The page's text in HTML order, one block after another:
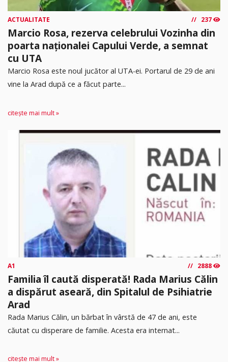
ACTUALITATE 237
Marcio Rosa, rezerva celebrului Vozinha din
poarta naționalei Capului Verde, a semnat
cu UTA
Marcio Rosa este noul jucător al UTA-ei. Portarul de 29 de ani
vine la Arad după ce a făcut parte...
citește mai mult »
A1 2888
Familia îl caută disperată! Rada Marius Călin
a dispărut aseară, din Spitalul de Psihiatrie
Arad
Rada Marius Călin, un bărbat în vârstă de 47 de ani, este
căutat cu disperare de familie. Acesta era internat...
citește mai mult »